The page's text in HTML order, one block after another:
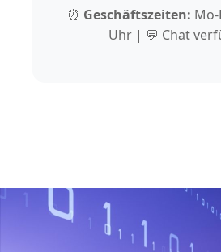
⏰ Geschäftszeiten: Mo-
Uhr | 💬 Chat